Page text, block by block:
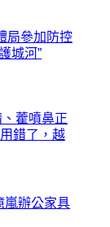
局參加防控
城河”
藿噴鼻正
錯了，越
嵐辦公家具